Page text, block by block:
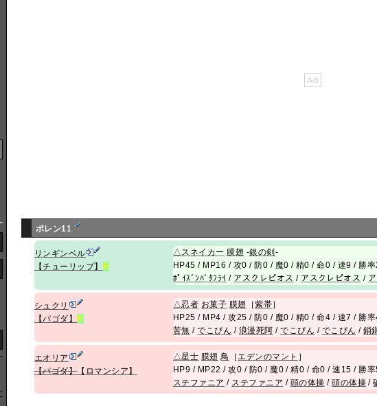
ポレン11
リンギンベル
【チューリップ】
R
△スネイカー 膜翅 -銀の剣 -
HP45 / MP16 / 攻0 / 防0 / 魔0 / 精0 / 命0 / 速9 / 勝
ﾎﾟｲｽﾞﾝﾊﾞﾀﾌﾗｲ / アスクレピオス / アスクレピオス /
シュクリ
【パゴダ】
R
△忍者 お菓子 膜翅 ［紫帯］
HP25 / MP4 / 攻25 / 防0 / 魔0 / 精0 / 命4 / 速7 / 勝
苦無 /でこぴん / 浪漫死阿 /でこぴん / でこぴん / 鎖
エオリア
【パゴダ】【ロマンシア】
△星士 膜翅 鳥 ［エデンのマント ］
HP9 / MP22 / 攻0 / 防0 / 魔0 / 精0 / 命0 / 速15 / 勝
ステファニア / ステファニア / 頭の体操 /頭の体操/